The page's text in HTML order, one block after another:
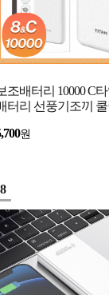
조배터리 10000 C
터리 선풍기조끼 쿨
핸드폰 휴대폰
원
8